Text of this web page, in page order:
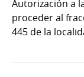
Autorización a
proceder al
445 de la